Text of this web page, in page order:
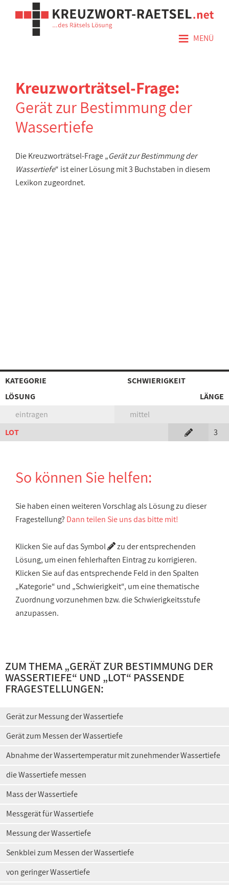
≡ MENÜ
Kreuzworträtsel-Frage:
Gerät zur Bestimmung der
Wassertiefe
Die Kreuzworträtsel-Frage „Gerät zur Bestimmung der
Wassertiefe“ ist einer Lösung mit 3 Buchstaben in diesem
Lexikon zugeordnet.
KATEGORIE
SCHWIERIGKEIT
LÖSUNG
LÄNGE
eintragen
mittel
LOT
3
So können Sie helfen:
Sie haben einen weiteren Vorschlag als Lösung zu dieser
Fragestellung? Dann teilen Sie uns das bitte mit!
Klicken Sie auf das Symbol
zu der entsprechenden
Lösung, um einen fehlerhaften Eintrag zu korrigieren.
Klicken Sie auf das entsprechende Feld in den Spalten
„Kategorie“ und „Schwierigkeit“, um eine thematische
Zuordnung vorzunehmen bzw. die Schwierigkeitsstufe
anzupassen.
ZUM THEMA „GERÄT ZUR BESTIMMUNG DER
WASSERTIEFE“ UND „LOT“ PASSENDE
FRAGESTELLUNGEN:
Gerät zur Messung der Wassertiefe
Gerät zum Messen der Wassertiefe
Abnahme der Wassertemperatur mit zunehmender Wassertiefe
die Wassertiefe messen
Mass der Wassertiefe
Messgerät für Wassertiefe
Messung der Wassertiefe
Senkblei zum Messen der Wassertiefe
von geringer Wassertiefe